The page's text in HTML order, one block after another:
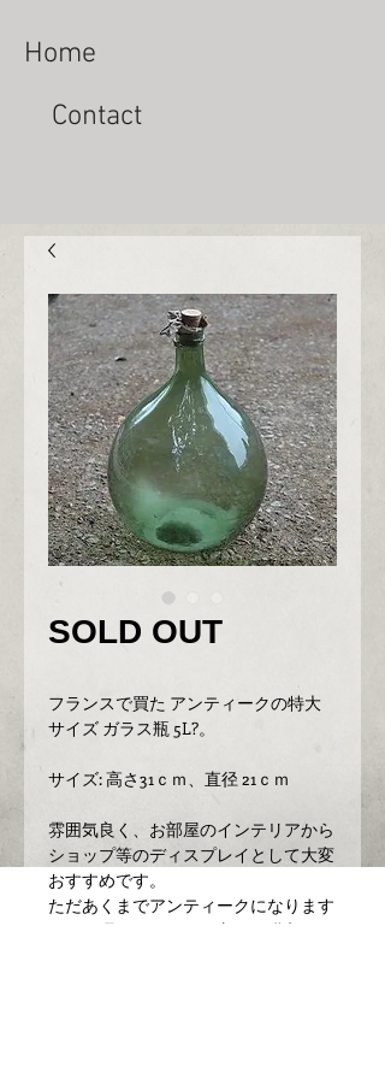
Home
Contact
SOLD OUT
フランスで買た アンティークの特大
サイズ ガラス瓶 5L?。
サイズ: 高さ31ｃｍ、直径 21ｃｍ
雰囲気良く、お部屋のインテリアから
ショップ等のディスプレイとして大変
おすすめです。
ただあくまでアンティークになります
のでご理解いただける方のご購入をお